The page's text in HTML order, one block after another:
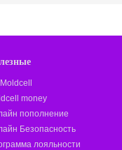
money
пополнение
Безопасность
лояльности